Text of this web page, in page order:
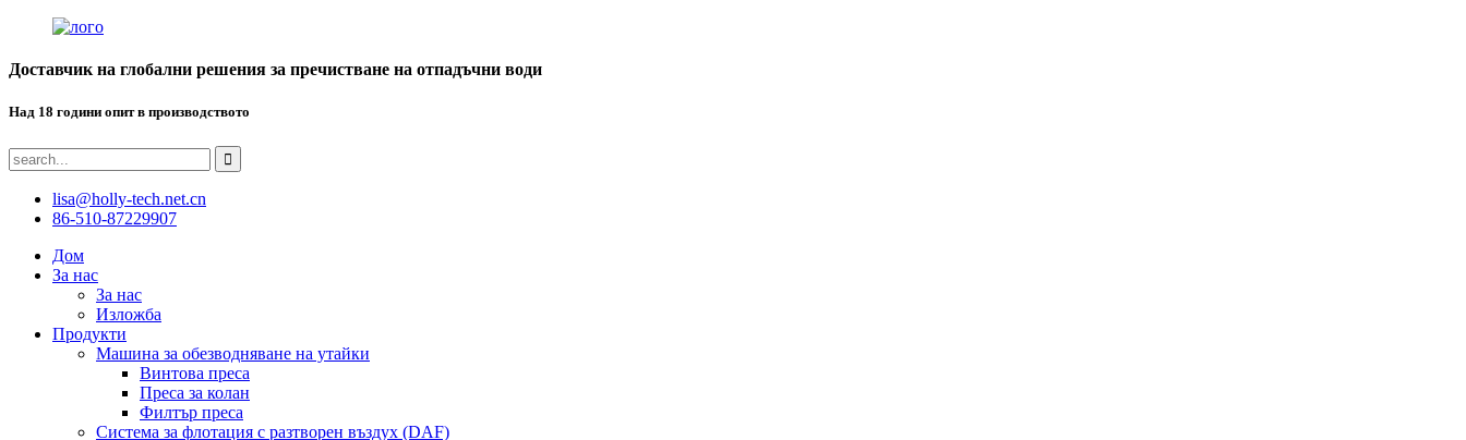
Доставчик на глобални решения за пречистване на отпадъчни води
Над 18 години опит в производството
lisa@holly-tech.net.cn
86-510-87229907
Дом
За нас
За нас
Изложба
Продукти
Машина за обезводняване на утайки
Винтова преса
Преса за колан
Филтър преса
Система за флотация с разтворен въздух (DAF)